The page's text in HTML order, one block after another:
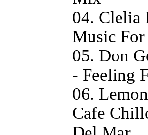
04. Clelia
Music
05. Don
- Feeling
06.
Cafe